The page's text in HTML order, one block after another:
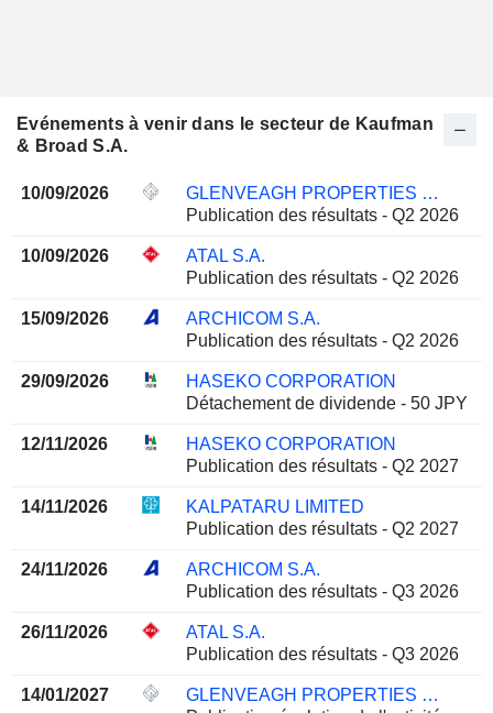
Evénements à venir dans le secteur de Kaufman
& Broad S.A.
10/09/2026
GLENVEAGH PROPERTIES PLC
Publication des résultats - Q2 2026
10/09/2026
ATAL S.A.
Publication des résultats - Q2 2026
15/09/2026
ARCHICOM S.A.
Publication des résultats - Q2 2026
29/09/2026
HASEKO CORPORATION
Détachement de dividende - 50 JPY
12/11/2026
HASEKO CORPORATION
Publication des résultats - Q2 2027
14/11/2026
KALPATARU LIMITED
Publication des résultats - Q2 2027
24/11/2026
ARCHICOM S.A.
Publication des résultats - Q3 2026
26/11/2026
ATAL S.A.
Publication des résultats - Q3 2026
14/01/2027
GLENVEAGH PROPERTIES PLC